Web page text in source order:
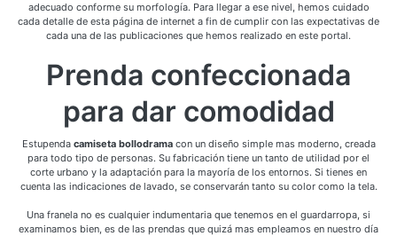
adecuado conforme su morfología. Para llegar a ese nivel, hemos cuidado
cada detalle de esta página de internet a fin de cumplir con las expectativas de
cada una de las publicaciones que hemos realizado en este portal.
Prenda confeccionada
para dar comodidad
Estupenda camiseta bollodramacon un diseño simple mas moderno, creada
para todo tipo de personas. Su fabricación tiene un tanto de utilidad por el
corte urbano y la adaptación para la mayoría de los entornos. Si tienes en
cuenta las indicaciones de lavado, se conservarán tanto su color como la tela.
Una franela no es cualquier indumentaria que tenemos en el guardarropa, si
examinamos bien, es de las prendas que quizá mas empleamos en nuestro día